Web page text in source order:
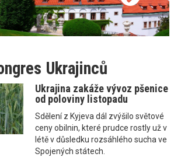
Ukrajinců
Ukrajina zakáže vývoz pšenice
od poloviny listopadu
Sdělení z Kyjeva dál zvýšilo světové
ceny obilnin, které prudce rostly už v
létě v důsledku rozsáhlého sucha ve
Spojených státech.